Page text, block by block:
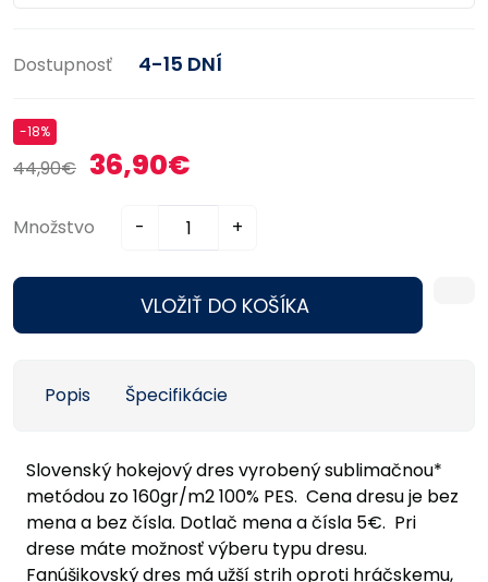
Dostupnosť 4-15 DNÍ
-18%
44,90€ 36,90€
Množstvo - +
VLOŽIŤ DO KOŠÍKA
Popis Špecifikácie
Slovenský hokejový dres vyrobený sublimačnou*
metódou zo 160gr/m2 100% PES. Cena dresu je bez
mena a bez čísla. Dotlač mena a čísla 5€. Pri
drese máte možnosť výberu typu dresu.
Fanúšikovský dres má užší strih oproti hráčskemu,